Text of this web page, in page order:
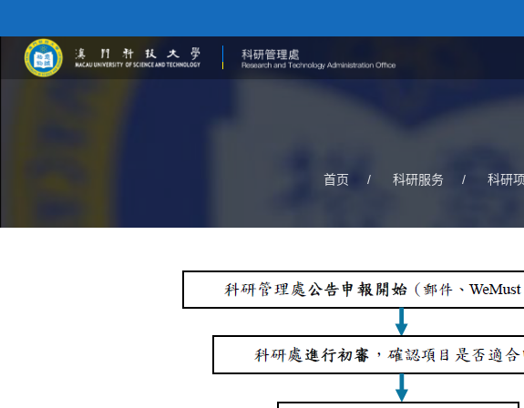
首页 / 科研服务 / 科研